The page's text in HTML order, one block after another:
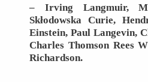
– Irving Langmuir,
Skłodowska Curie,
Einstein, Paul Langevin,
Charles Thomson Rees
Richardson.